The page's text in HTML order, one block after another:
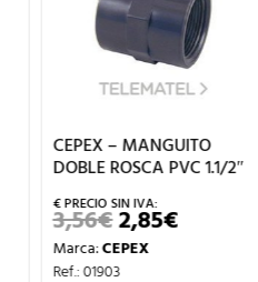
CEPEX – MANGUITO
DOBLE ROSCA PVC 1″
2,05€ EL
PRECIO
ORIGINAL
1,64€
Marca:CEPEX
Ref.: 01901